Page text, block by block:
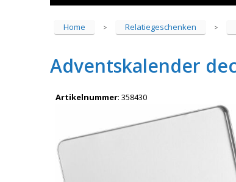
Home > Relatiegeschenken >
Adventskalender
Artikelnummer: 358430